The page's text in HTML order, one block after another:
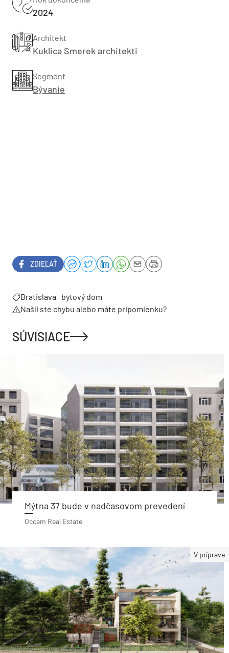
2024
Architekt
Kuklica Smerek architekti
Segment
Bývanie
ZDIEĽAŤ
Bratislava
bytový dom
Našli ste chybu alebo máte pripomienku?
SÚVISIACE
Mýtna 37 bude v nadčasovom prevedení
Occam Real Estate
V príprave